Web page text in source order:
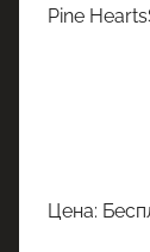
Pine
Цена: